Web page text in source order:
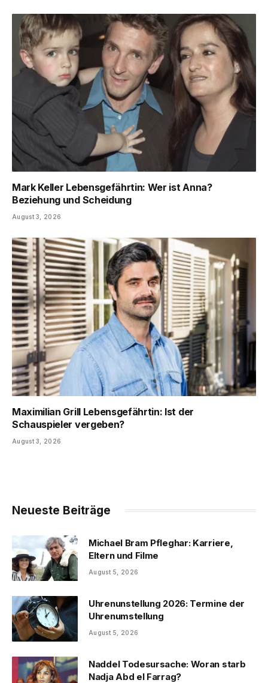
Mark Keller Lebensgefährtin: Wer ist Anna?
Beziehung und Scheidung
August 3, 2026
Maximilian Grill Lebensgefährtin: Ist der
Schauspieler vergeben?
August 3, 2026
Neueste Beiträge
Michael Bram Pfleghar: Karriere,
Eltern und Filme
August 5, 2026
Uhrenunstellung 2026: Termine der
Uhrenumstellung
August 5, 2026
Naddel Todesursache: Woran starb
Nadja Abd el Farrag?